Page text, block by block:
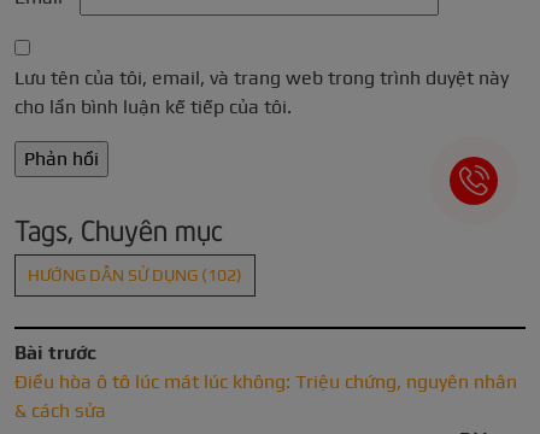
Lưu tên của tôi, email, và trang web trong trình duyệt này
cho lần bình luận kế tiếp của tôi.
Tags, Chuyên mục
HƯỚNG DẪN SỬ DỤNG (102)
Bài trước
Điều hòa ô tô lúc mát lúc không: Triệu chứng, nguyên nhân
& cách sửa